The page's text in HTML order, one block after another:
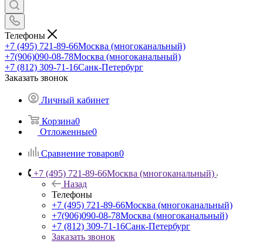
Телефоны
+7 (495) 721-89-66Москва (многоканальный)
+7(906)090-08-78Москва (многоканальный)
+7 (812) 309-71-16Санк-Петербург
Заказать звонок
Личный кабинет
Корзина0
Отложенные0
Сравнение товаров0
+7 (495) 721-89-66Москва (многоканальный)
Назад
Телефоны
+7 (495) 721-89-66Москва (многоканальный)
+7(906)090-08-78Москва (многоканальный)
+7 (812) 309-71-16Санк-Петербург
Заказать звонок